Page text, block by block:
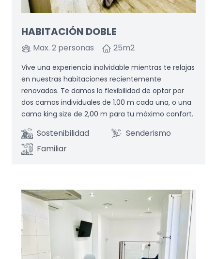
HABITACIÓN DOBLE
Max. 2 personas 25m2
Vive una experiencia inolvidable mientras te relajas
en nuestras habitaciones recientemente
renovadas. Te damos la flexibilidad de optar por
dos camas individuales de 1,00 m cada una, o una
cama king size de 2,00 m para tu máximo confort.
Sostenibilidad
Senderismo
Familiar